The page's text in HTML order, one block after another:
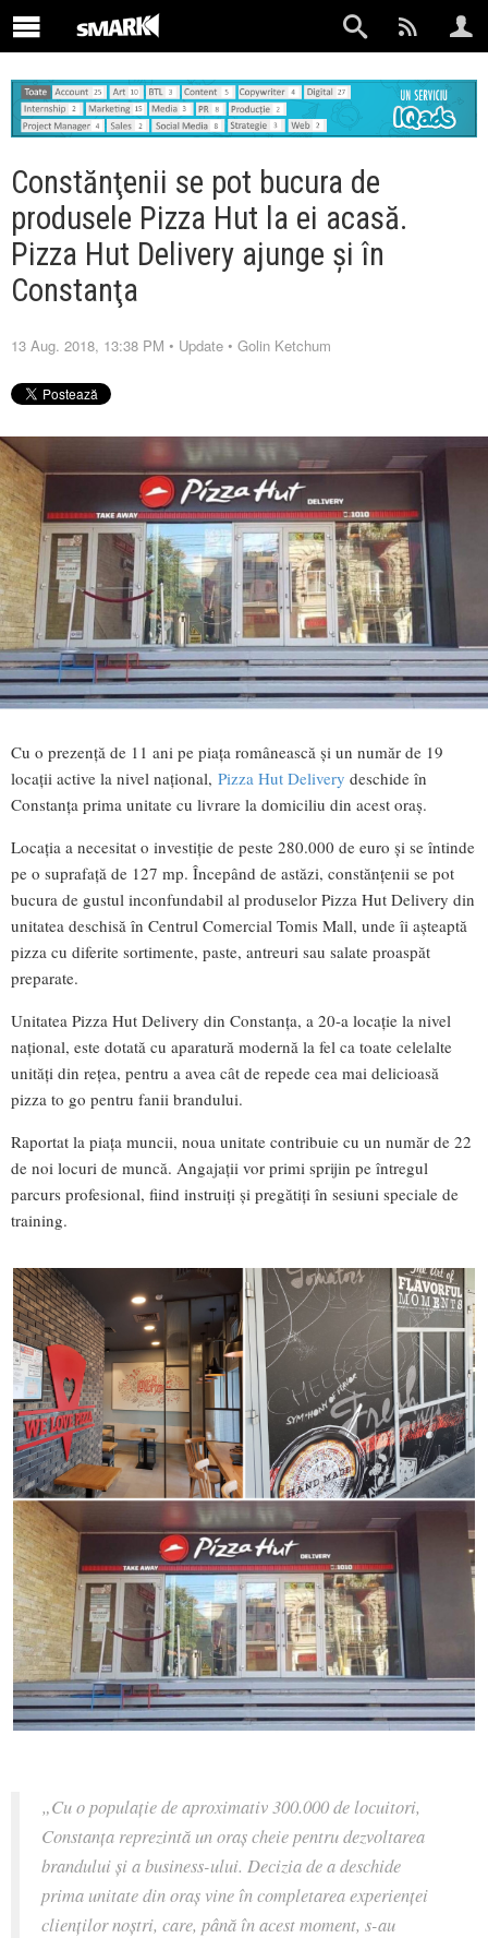
Constănţenii se pot bucura de
produsele Pizza Hut la ei acasă.
Pizza Hut Delivery ajunge şi în
Constanţa
13 Aug. 2018, 13:38 PM • Update • Golin Ketchum
Cu o prezenţă de 11 ani pe piaţa românească şi un număr de 19
locaţii active la nivel naţional, Pizza Hut Delivery deschide în
Constanţa prima unitate cu livrare la domiciliu din acest oraş.
Locaţia a necesitat o investiţie de peste 280.000 de euro şi se întinde
pe o suprafaţă de 127 mp. Începând de astăzi, constănţenii se pot
bucura de gustul inconfundabil al produselor Pizza Hut Delivery din
unitatea deschisă în Centrul Comercial Tomis Mall, unde îi aşteaptă
pizza cu diferite sortimente, paste, antreuri sau salate proaspăt
preparate.
Unitatea Pizza Hut Delivery din Constanţa, a 20-a locaţie la nivel
naţional, este dotată cu aparatură modernă la fel ca toate celelalte
unităţi din reţea, pentru a avea cât de repede cea mai delicioasă
pizza to go pentru fanii brandului.
Raportat la piaţa muncii, noua unitate contribuie cu un număr de 22
de noi locuri de muncă. Angajaţii vor primi sprijin pe întregul
parcurs profesional, fiind instruiţi şi pregătiţi în sesiuni speciale de
training.
„Cu o populaţie de aproximativ 300.000 de locuitori,
Constanţa reprezintă un oraş cheie pentru dezvoltarea
brandului şi a business-ului. Decizia de a deschide
prima unitate din oraş vine în completarea experienţei
clienţilor noştri, care, până în acest moment, s-au